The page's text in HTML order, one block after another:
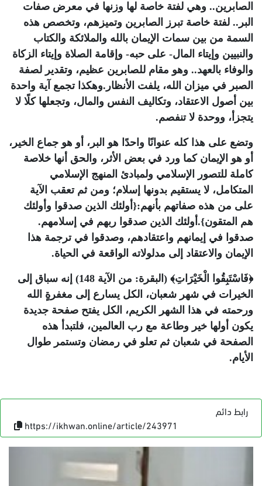
الصابرين.. وهي لفتة خاصة لها وزنها في معرض صفات
البر.. لفتة خاصة تبرز الصابرين وتميزهم، وتخصص هذه
السمة من بين سمات الإيمان بالله والملائكة والكتاب
والنبيين وإيتاء المال- على حبه- وإقامة الصلاة وإيتاء الزكاة
والوفاء بالعهد.. وهو مقام للصابرين عظيم، وتقدير لصفة
الصبر في ميزان الله، يلفت الأنظار.وهكذا تجمع آية واحدة
بين أصول الاعتقاد، وتكاليف النفس والمال، وتجعلها كلًا لا
يتجزأ، ووحدة لا تنفصم.
وتضع على هذا كله عنوانًا واحدًا هو البر، أو هو جماع الخير،
أو هو الإيمان كما ورد في بعض الأثر، والحق أنها خلاصة
كاملة للتصور الإسلامي ولمبادئ المنهج الإسلامي
المتكامل، لا يستقيم بدونها إسلام؛ ومن ثم تعقب الآية
على من هذه صفاتهم بأنهم:{أولئك الذين صدقوا وأولئك
هم المتقون}.أولئك الذين صدقوا ربهم في إسلامهم.
صدقوا في إيمانهم واعتقادهم، وصدقوا في ترجمة هذا
الإيمان والاعتقاد إلى مدلولاته الواقعة في الحياة.
﴿فَاسْتَبِقُوا الْخَيْرَاتِ﴾ (البقرة: من الآية 148) إنه سباق إلى
الخيرات في شهر شعبان، الكل يسارع إلى مغفرةٍ الله
ورحمته في هذا الشهر الكريم، الكل يفتح صفحة جديدة
يكون أولها خير وطاعة مع رب العالمين، فلتبدأ هذه
الصفحة في شعبان ثم تعلو في رمضان وتستمر طوال
الأيام.
رابط دائم
https://ikhwan.online/article/243971